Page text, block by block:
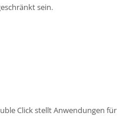
sein.
Click stellt Anwendungen für